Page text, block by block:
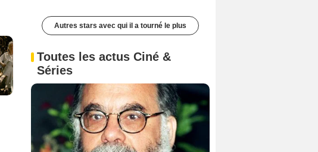
Autres stars avec qui il a tourné le plus
Toutes les actus Ciné &
Séries